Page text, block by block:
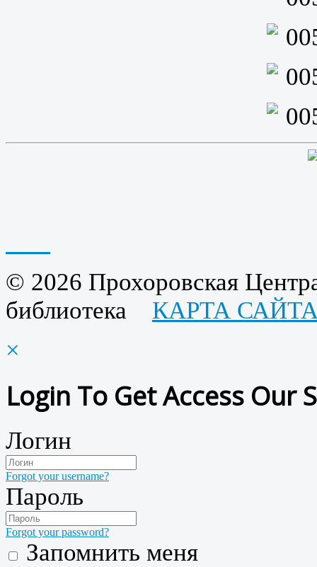
© 2026 Прохоровская
библиотека КАРТА
×
Login To Get Access Our
Логин
Forgot your username?
Пароль
Forgot your password?
Запомнить меня